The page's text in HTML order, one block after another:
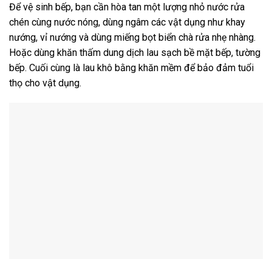
Để vệ sinh bếp, bạn cần hòa tan một lượng nhỏ nước rửa
chén cùng nước nóng, dùng ngâm các vật dụng như khay
nướng, vỉ nướng và dùng miếng bọt biển chà rửa nhẹ nhàng.
Hoặc dùng khăn thấm dung dịch lau sạch bề mặt bếp, tường
bếp. Cuối cùng là lau khô bằng khăn mềm để bảo đảm tuổi
thọ cho vật dụng.